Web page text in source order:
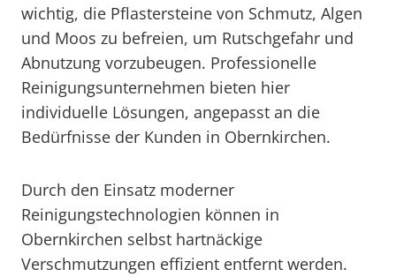
wichtig, die Pflastersteine von Schmutz, Algen
und Moos zu befreien, um Rutschgefahr und
Abnutzung vorzubeugen. Professionelle
Reinigungsunternehmen bieten hier
individuelle Lösungen, angepasst an die
Bedürfnisse der Kunden in Obernkirchen.
Durch den Einsatz moderner
Reinigungstechnologien können in
Obernkirchen selbst hartnäckige
Verschmutzungen effizient entfernt werden.